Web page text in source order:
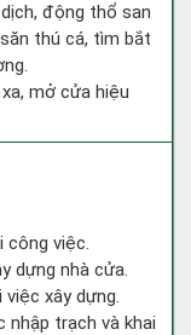
động thổ san
thú cá, tìm bắt
mở cửa hiệu
công việc.
dựng nhà cửa.
xây dựng.
nhập trạch và khai